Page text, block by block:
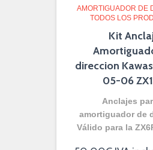
AMORTIGUADOR DE
TODOS LOS
Kit
direccion
05-06
Anclajes
amortiguador de
Válido para la